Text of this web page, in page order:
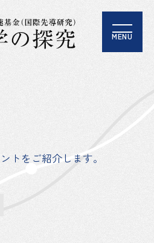
MENU
トをご紹介します。